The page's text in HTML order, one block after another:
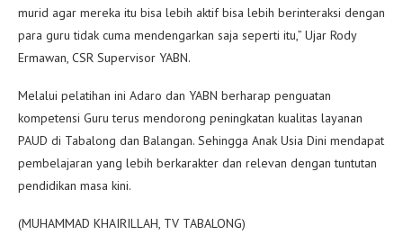
murid agar mereka itu bisa lebih aktif bisa lebih berinteraksi dengan
para guru tidak cuma mendengarkan saja seperti itu,” Ujar Rody
Ermawan, CSR Supervisor YABN.
Melalui pelatihan ini Adaro dan YABN berharap penguatan
kompetensi Guru terus mendorong peningkatan kualitas layanan
PAUD di Tabalong dan Balangan. Sehingga Anak Usia Dini mendapat
pembelajaran yang lebih berkarakter dan relevan dengan tuntutan
pendidikan masa kini.
(MUHAMMAD KHAIRILLAH, TV TABALONG)